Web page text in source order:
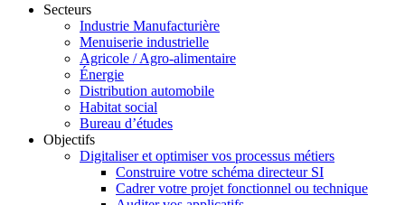
Secteurs
Industrie Manufacturière
Menuiserie industrielle
Agricole / Agro-alimentaire
Énergie
Distribution automobile
Habitat social
Bureau d’études
Objectifs
Digitaliser et optimiser vos processus métiers
Construire votre schéma directeur SI
Cadrer votre projet fonctionnel ou technique